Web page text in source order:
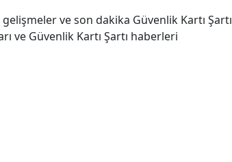
Burdur
ve son dakika Güvenlik Kartı Şartı
ve Güvenlik Kartı Şartı haberleri